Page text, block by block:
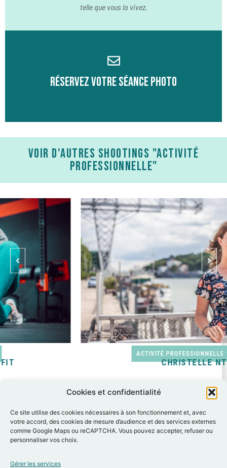
Cookies et confidentialité
Ce site utilise des cookies nécessaires à son fonctionnement et, avec
votre accord, des cookies de mesure d’audience et des services externes
comme Google Maps ou reCAPTCHA. Vous pouvez accepter, refuser ou
personnaliser vos choix.
Gérer les services
telle que vous la vivez.
Réservez votre séance photo
Cliquez ici !
Voir d'autres shootings "Activité
Professionnelle"
ACTIVITÉ PROFESSIONNELLE
CHRISTELLE NT